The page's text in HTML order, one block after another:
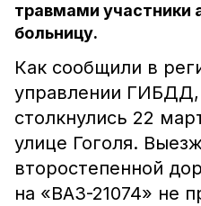
травмами участники
больницу.
Как сообщили в
управлении
столкнулись 22
улице Гоголя.
второстепенной
на «ВАЗ-21074» не